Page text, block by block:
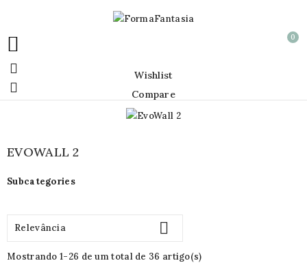
 0
 Wishlist
 Compare
EVOWALL 2
Subcategories
Relevância 
Mostrando 1-26 de um total de 36 artigo(s)